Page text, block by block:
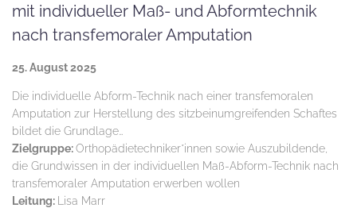
mit individueller Maß- und Abformtechnik
nach transfemoraler Amputation
25. August 2025
Die individuelle Abform-Technik nach einer transfemoralen
Amputation zur Herstellung des sitzbeinumgreifenden Schaftes
bildet die Grundlage…
Zielgruppe:Orthopädietechniker*innen sowie Auszubildende,
die Grundwissen in der individuellen Maß-Abform-Technik nach
transfemoraler Amputation erwerben wollen
Leitung: Lisa Marr